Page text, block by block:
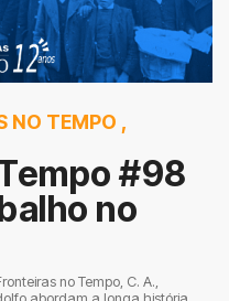
NO TEMPO ,
#98
no
no Tempo, C. A.,